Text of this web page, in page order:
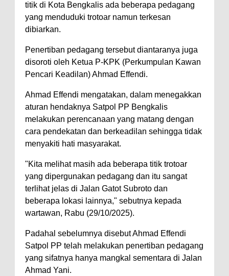
titik di Kota Bengkalis ada beberapa pedagang
yang menduduki trotoar namun terkesan
dibiarkan.
Penertiban pedagang tersebut diantaranya juga
disoroti oleh Ketua P-KPK (Perkumpulan Kawan
Pencari Keadilan) Ahmad Effendi.
Ahmad Effendi mengatakan, dalam menegakkan
aturan hendaknya Satpol PP Bengkalis
melakukan perencanaan yang matang dengan
cara pendekatan dan berkeadilan sehingga tidak
menyakiti hati masyarakat.
"Kita melihat masih ada beberapa titik trotoar
yang dipergunakan pedagang dan itu sangat
terlihat jelas di Jalan Gatot Subroto dan
beberapa lokasi lainnya," sebutnya kepada
wartawan, Rabu (29/10/2025).
Padahal sebelumnya disebut Ahmad Effendi
Satpol PP telah melakukan penertiban pedagang
yang sifatnya hanya mangkal sementara di Jalan
Ahmad Yani.